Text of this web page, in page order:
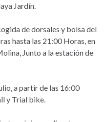
Jardín.
de dorsales y bolsa del
hasta las 21:00 Horas, en
Junto a la estación de
a partir de las 16:00
y Trial bike.